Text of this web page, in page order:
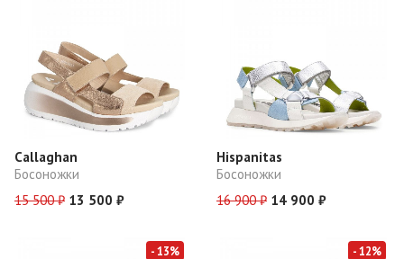
Callaghan
Босоножки
15 500 ₽ 13 500 ₽
Hispanitas
Босоножки
16 900 ₽ 14 900 ₽
- 13% - 12%